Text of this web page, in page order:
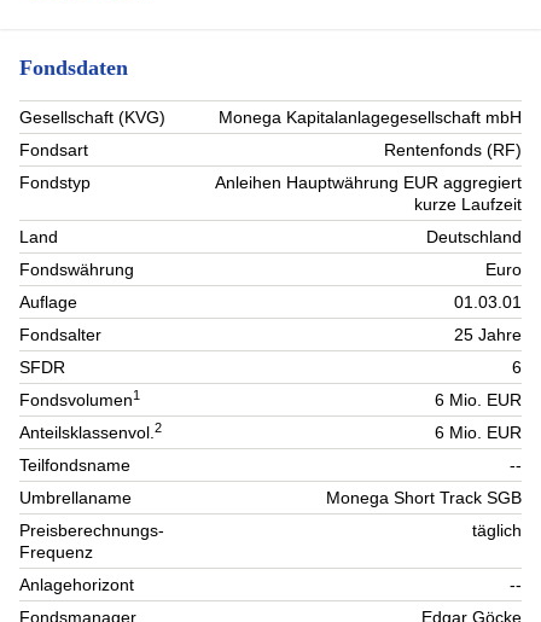
Fondsdaten
Gesellschaft (KVG)
Monega Kapitalanlagegesellschaft mbH
Fondsart
Rentenfonds (RF)
Fondstyp
Anleihen Hauptwährung EUR aggregiert
kurze Laufzeit
Land
Deutschland
Fondswährung
Euro
Auflage
01.03.01
Fondsalter
25 Jahre
SFDR
6
Fondsvolumen1
6 Mio. EUR
Anteilsklassenvol.2
6 Mio. EUR
Teilfondsname
--
Umbrellaname
Monega Short Track SGB
Preisberechnungs-
Frequenz
täglich
Anlagehorizont
--
Fondsmanager
Edgar Göcke